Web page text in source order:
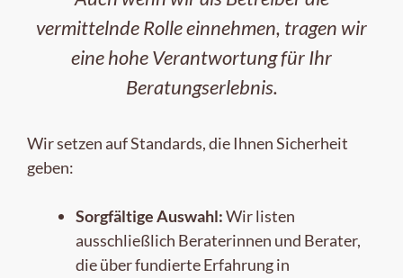
vermittelnde Rolle einnehmen, tragen wir
eine hohe Verantwortung für Ihr
Beratungserlebnis.
Wir setzen auf Standards, die Ihnen Sicherheit
geben:
Sorgfältige Auswahl:Wir listen
ausschließlich Beraterinnen und Berater,
die über fundierte Erfahrung in